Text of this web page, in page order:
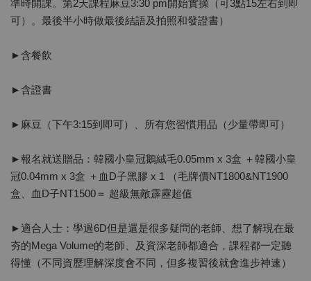
準時開課。第2天課程麻豆3:30 pm開始實操（可3點15左右到即
可）。最後半小時做最後結語及拍照和發證書）
►含餐飲
►含證書
►麻豆（下午3:15到即可）、所有您習慣用品（少量帶即可）
►報名就送贈品：韓國小皇冠鵝絨毛0.05mm x 3盒 ＋韓國小皇
冠0.04mm x 3盒 ＋血D子黑膠 x 1 （毛牌價NT1800&NT1900
盒、血D子NT1500＝ 超級無敵霹靂超值
►適合人士：學過6D但是還是很多疑問的老師、想了解現在最
夯的Mega Volume的老師、及資深老師都適合，課程都一定聽
得懂（不同資歷理解深度會不同，但多複習後就會進步神速）